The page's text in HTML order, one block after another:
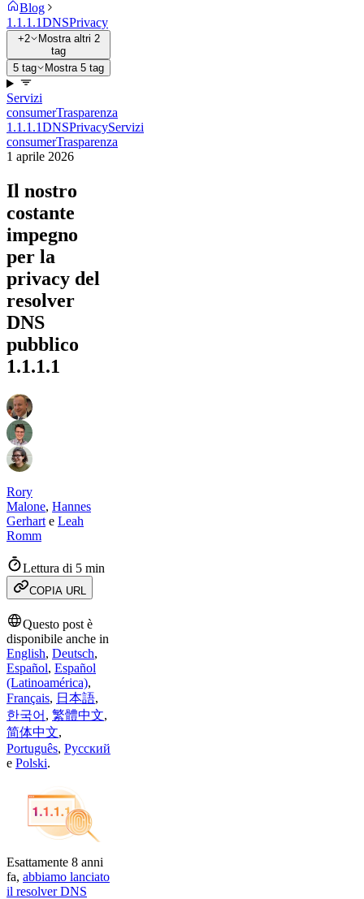
Blog
1.1.1.1DNSPrivacy
+2
Mostra altri 2
tag
5 tag
Mostra 5 tag
Servizi
consumerTrasparenza
1.1.1.1DNSPrivacyServizi
consumerTrasparenza
1 aprile 2026
Il nostro
costante
impegno
per la
privacy del
resolver
DNS
pubblico
1.1.1.1
Rory
Malone, Hannes
Gerhart e Leah
Romm
Lettura di 5 min
COPIA URL
Questo post è
disponibile anche in
English, Deutsch,
Español, Español
(Latinoamérica),
Français, 日本語,
한국어 , 繁體中文,
简体中文,
Português, Русский
e Polski.
Esattamente 8 anni
fa, abbiamo lanciato
il resolver DNS